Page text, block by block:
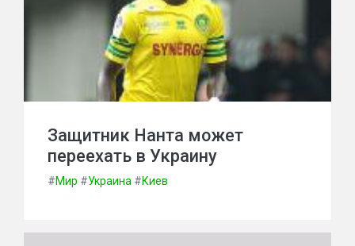
Защитник Нанта может
переехать в Украину
#Мир #Украина #Киев